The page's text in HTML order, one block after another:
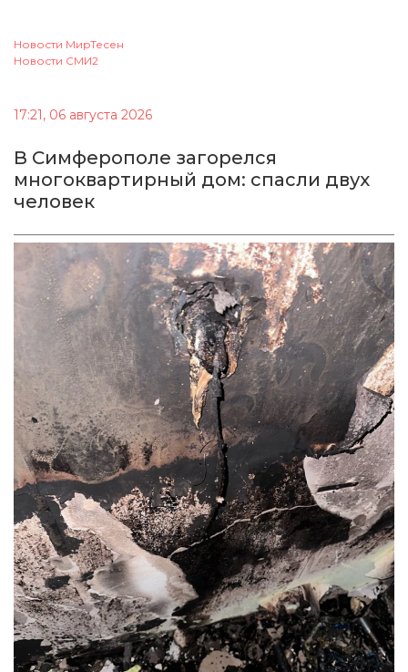
Новости МирТесен
Новости СМИ2
17:21, 06 августа 2026
В Симферополе загорелся
многоквартирный дом: спасли двух
человек